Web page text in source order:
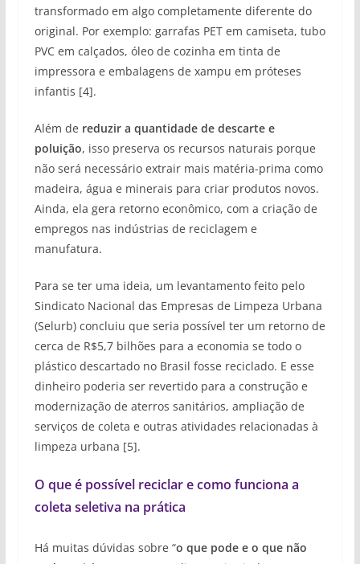
transformado em algo completamente diferente do
original. Por exemplo: garrafas PET em camiseta, tubo
PVC em calçados, óleo de cozinha em tinta de
impressora e embalagens de xampu em próteses
infantis [4].
Além de reduzir a quantidade de descarte e
poluição, isso preserva os recursos naturais porque
não será necessário extrair mais matéria-prima como
madeira, água e minerais para criar produtos novos.
Ainda, ela gera retorno econômico, com a criação de
empregos nas indústrias de reciclagem e
manufatura.
Para se ter uma ideia, um levantamento feito pelo
Sindicato Nacional das Empresas de Limpeza Urbana
(Selurb) concluiu que seria possível ter um retorno de
cerca de R$5,7 bilhões para a economia se todo o
plástico descartado no Brasil fosse reciclado. E esse
dinheiro poderia ser revertido para a construção e
modernização de aterros sanitários, ampliação de
serviços de coleta e outras atividades relacionadas à
limpeza urbana [5].
O que é possível reciclar e como funciona a
coleta seletiva na prática
Há muitas dúvidas sobre “o que pode e o que não